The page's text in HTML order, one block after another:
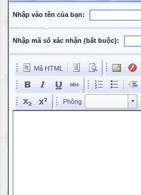
Nhập vào tên của bạn:
Nhập mã số xác nhận (bắt buộc):
Mã HTML
Phông